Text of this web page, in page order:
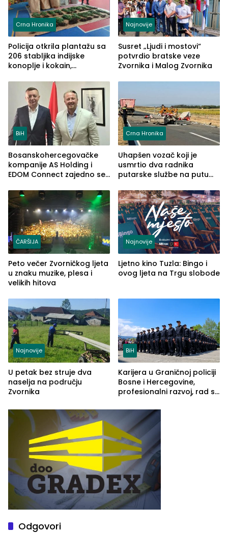
Crna Hronika
Policija otkrila plantažu sa
206 stabljika indijske
konoplje i kokain,
(FOTO)
Najnovije
Susret „Ljudi i mostovi“
potvrdio bratske veze
Zvornika i Malog Zvornika
BiH
Bosanskohercegovačke
kompanije AS Holding i
EDOM Connect zajedno se
Crna Hronika
Uhapšen vozač koji je
usmrtio dva radnika
putarske službe na putu
(FOTO)
ČARŠIJA
Peto večer Zvorničkog ljeta
u znaku muzike, plesa i
velikih hitova
Najnovije
Ljetno kino Tuzla: Bingo i
ovog ljeta na Trgu slobode
Najnovije
U petak bez struje dva
naselja na području
Zvornika
BiH
Karijera u Graničnoj policiji
Bosne i Hercegovine,
profesionalni razvoj, rad sa
služba građanima
Odgovori